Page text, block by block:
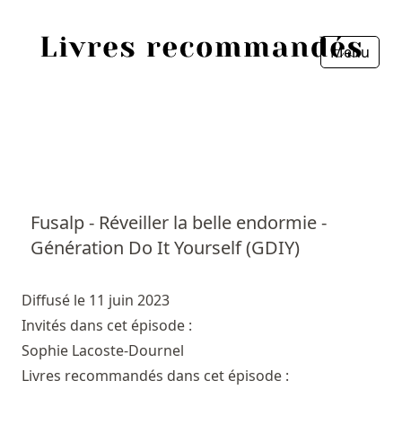
Menu
Fusalp - Réveiller la belle endormie -
Génération Do It Yourself (GDIY)
Diffusé le 11 juin 2023
Invités dans cet épisode :
Sophie Lacoste-Dournel
Livres recommandés dans cet épisode :
Personnes
Livres
Livres les plus recommandés
Fermer